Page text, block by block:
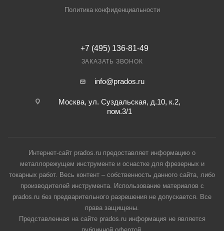
Политика конфиденциальности
+7 (495) 136-81-49
ЗАКАЗАТЬ ЗВОНОК
info@prados.ru
Москва, ул. Суздальская, д.10, к.2,
пом.3/1
Интернет-сайт prados.ru предоставляет информацию о
металлорежущем инструменте и оснастке для фрезерных и
токарных работ. Весь контент – собственность данного сайта, либо
производителей инструмента. Использование материалов с
prados.ru без предварительного разрешения не допускается. Все
права защищены.
Представленная на сайте prados.ru информация не является